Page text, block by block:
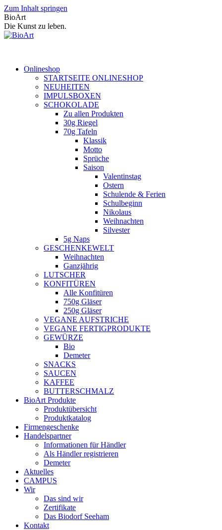
Zum Inhalt springen
BioArt
Die Kunst zu leben.
Onlineshop
STARTSEITE ONLINESHOP
NEUHEITEN
IMPULSBOXEN
SCHOKOLADE
Zu allen Produkten
30g Riegel
70g Tafeln
Klassik
Motto
Sprüche
Saison
Valentinstag
Ostern
Schulende & Ferien
Schulbeginn
Nikolaus
Weihnachten
Silvester
5g Naps
GESCHENKEWELT
Weihnachten
Ganzjährig
LUTSCHER
KONFITÜREN
Alle Konfitüren
750g Gläser
250g Gläser
VEGANE AUFSTRICHE
VEGANE FERTIGPRODUKTE
GEWÜRZE
Bio
Demeter
SNACKS
SAUCEN
KAFFEE
BUTTERSCHMALZ
BioArt Produkte
Produktübersicht
Produktkatalog
Firmengeschenke
Handelspartner
Informationen für Händler
Als Händler registrieren
Demeter
Aktuelles
CAMPUS
Wir
Das sind wir
Zertifikate
Das Biodorf Seeham
Kontakt